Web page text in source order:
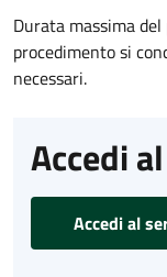
Durata massima
procedimento si
necessari.
Accedi
Accedi al